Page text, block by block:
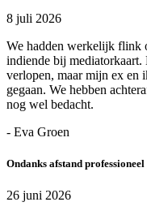
8 juli 2026
We hadden werkelijk flink
indiende bij mediatorkaart.
verlopen, maar mijn ex en
gegaan. We hebben
nog wel bedacht.
- Eva Groen
Ondanks afstand professioneel
26 juni 2026